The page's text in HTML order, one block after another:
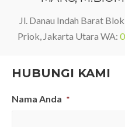
Jl. Danau Indah Barat
Priok, Jakarta Utara WA:
HUBUNGI KAMI
Nama Anda *